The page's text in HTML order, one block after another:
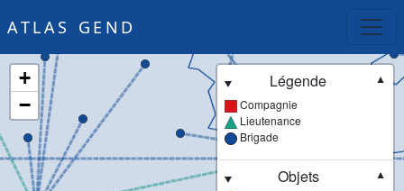
ATLAS GEND
+
−
Légende
▼
Compagnie
Lieutenance
Brigade
Objets
▼